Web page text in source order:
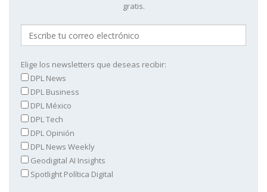
gratis.
Elige los newsletters que deseas recibir:
DPL News
DPL Business
DPL México
DPL Tech
DPL Opinión
DPL News Weekly
Geodigital AI Insights
Spotlight Política Digital